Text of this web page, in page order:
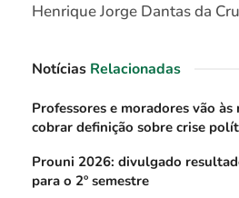
Henrique Jorge Dantas da
Notícias Relacionadas
Professores e moradores vão
cobrar definição sobre crise
Prouni 2026: divulgado
para o 2º semestre